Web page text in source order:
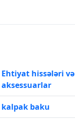
Ehtiyat hissələri və
aksessuarlar
kalpak baku